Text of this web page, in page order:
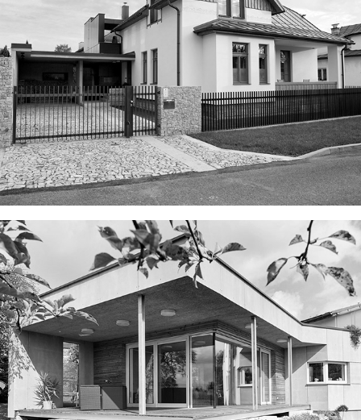
ČECHOVA 511
ZALOMENÝ V ŘEPIŠTI